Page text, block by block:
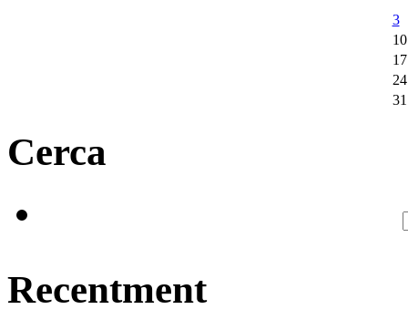
3
10
17
24
31
Cerca
Recentment